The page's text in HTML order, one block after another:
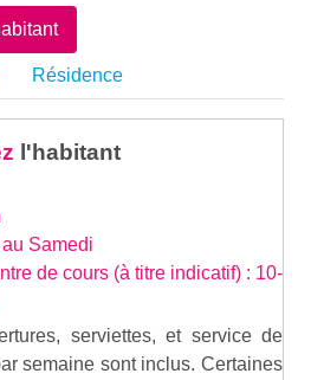
Résidence
l'habitant
Samedi
de cours (à titre indicatif) : 10-
serviettes, et service de
semaine sont inclus. Certaines